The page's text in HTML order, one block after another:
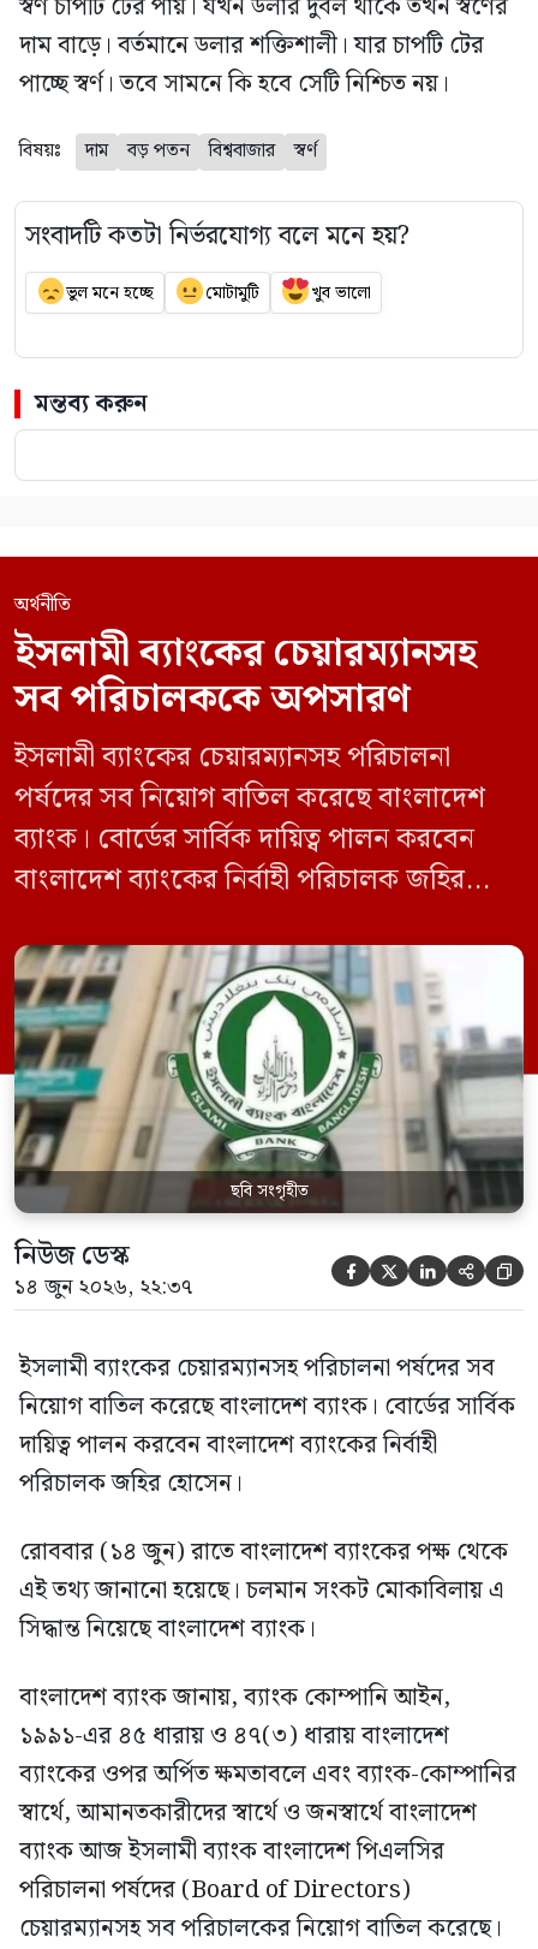
দাম বাড়ে। বর্তমানে ডলার শক্তিশালী। যার চাপটি টের
পাচ্ছে স্বর্ণ। তবে সামনে কি হবে সেটি নিশ্চিত নয়।
বিষয়ঃ দাম বড় পতন বিশ্ববাজার স্বর্ণ
সংবাদটি কতটা নির্ভরযোগ্য বলে মনে হয়?
ভুল মনে হচ্ছে মোটামুটি খুব ভালো
মন্তব্য করুন
অর্থনীতি
ইসলামী ব্যাংকের চেয়ারম্যানসহ
সব পরিচালককে অপসারণ
ইসলামী ব্যাংকের চেয়ারম্যানসহ পরিচালনা
পর্ষদের সব নিয়োগ বাতিল করেছে বাংলাদেশ
ব্যাংক। বোর্ডের সার্বিক দায়িত্ব পালন করবেন
বাংলাদেশ ব্যাংকের নির্বাহী পরিচালক জহির
ব্যাংকের পক্ষ থেকে এই তথ্য জানানো হয়েছে।
চলমান সংকট মোকাবিলায় এ সিদ্ধান্ত নিয়েছে
বাংলাদেশ ব্যাংক। বাংলাদেশ ব্যাংক জানায়,
ব্যাংক কোম্পানি আইন, ১৯৯১-এর ৪৫ ধারায় ও
৪৭(৩) ধারায় বাংলাদেশ […]
ছবি সংগৃহীত
নিউজ ডেস্ক
১৪ জুন ২০২৬, ২২:৩৭     
ইসলামী ব্যাংকের চেয়ারম্যানসহ পরিচালনা পর্ষদের সব
নিয়োগ বাতিল করেছে বাংলাদেশ ব্যাংক। বোর্ডের সার্বিক
দায়িত্ব পালন করবেন বাংলাদেশ ব্যাংকের নির্বাহী
পরিচালক জহির হোসেন।
রোববার (১৪ জুন) রাতে বাংলাদেশ ব্যাংকের পক্ষ থেকে
এই তথ্য জানানো হয়েছে। চলমান সংকট মোকাবিলায় এ
সিদ্ধান্ত নিয়েছে বাংলাদেশ ব্যাংক।
বাংলাদেশ ব্যাংক জানায়, ব্যাংক কোম্পানি আইন,
১৯৯১-এর ৪৫ ধারায় ও ৪৭(৩) ধারায় বাংলাদেশ
ব্যাংকের ওপর অর্পিত ক্ষমতাবলে এবং ব্যাংক-কোম্পানির
স্বার্থে, আমানতকারীদের স্বার্থে ও জনস্বার্থে বাংলাদেশ
ব্যাংক আজ ইসলামী ব্যাংক বাংলাদেশ পিএলসির
পরিচালনা পর্ষদের (Board of Directors)
চেয়ারম্যানসহ সব পরিচালকের নিয়োগ বাতিল করেছে।